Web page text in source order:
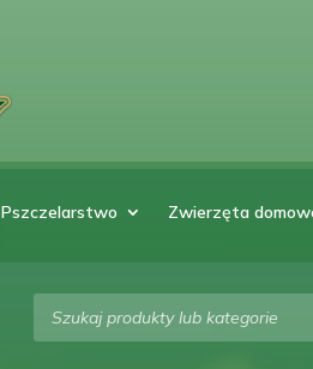
Pszczelarstwo Zwierzęta
Wyszukiwarka
produktów